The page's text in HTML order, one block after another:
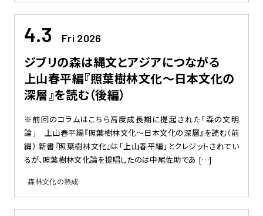
4.3 Fri 2026
ジブリの森は縄文とアジアにつながる
上山春平編『照葉樹林文化〜日本文化の
深層』を読む（後編）
※前回のコラムはこちら高度成長期に提起された「森の文明
論」 上山春平編『照葉樹林文化〜日本文化の深層』を読む（前
編） 新書『照葉樹林文化』は「上山春平編」とクレジットされてい
るが、照葉樹林文化論を提唱したのは中尾佐助であ […]
森林文化の熟成